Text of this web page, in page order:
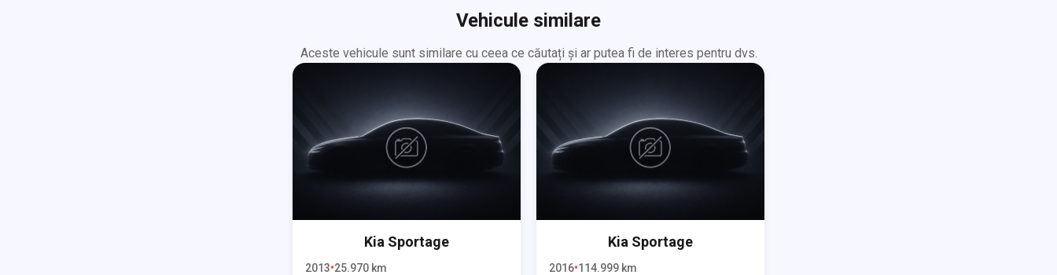
Vehicule similare
Aceste vehicule sunt similare cu ceea ce căutați și ar putea fi de interes pentru dvs.
Kia Sportage
2013 25.970 km
Kia Sportage
2016 114.999 km